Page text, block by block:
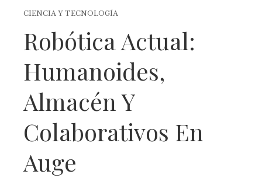
CIENCIA Y TECNOLOGÍA
Robótica Actual:
Humanoides,
Almacén Y
Colaborativos En
Auge